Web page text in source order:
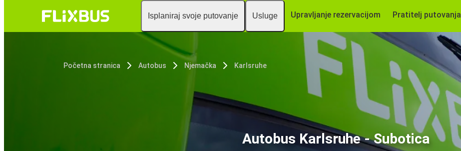
Isplaniraj svoje putovanje Usluge Upravljanje rezervacijom Pratitelj putovanja
Početna stranica Autobus Njemačka Karlsruhe
Autobus Karlsruhe - Subotica